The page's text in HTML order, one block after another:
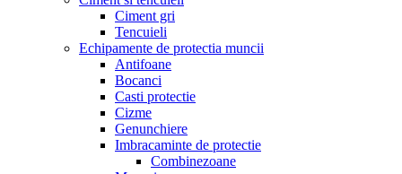
Ciment gri
Tencuieli
Echipamente de protectia muncii
Antifoane
Bocanci
Casti protectie
Cizme
Genunchiere
Imbracaminte de protectie
Combinezoane